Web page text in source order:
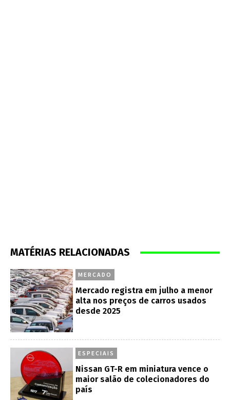
MATÉRIAS RELACIONADAS
MERCADO
Mercado registra em julho a menor
alta nos preços de carros usados
desde 2025
ESPECIAIS
Nissan GT-R em miniatura vence o
maior salão de colecionadores do
país